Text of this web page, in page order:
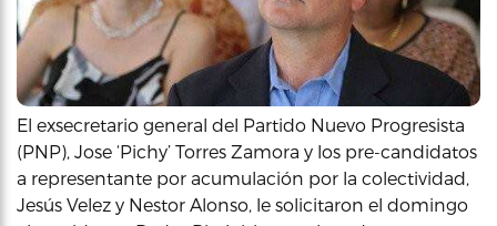
El exsecretario general del Partido Nuevo Progresista
(PNP), Jose ‘Pichy’ Torres Zamora y los pre-candidatos
a representante por acumulación por la colectividad,
Jesús Velez y Nestor Alonso, le solicitaron el domingo